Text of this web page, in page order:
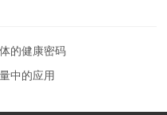
的健康密码
中的应用